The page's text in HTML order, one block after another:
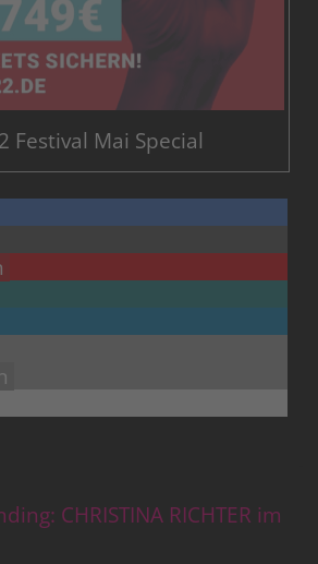
Festival Mai Special
CHRISTINA RICHTER im